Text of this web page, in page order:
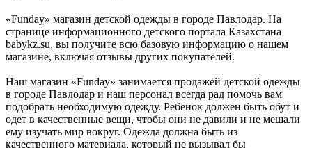
«Funday» магазин детской одежды в городе Павлодар. На
странице информационного детского портала Казахстана
babykz.su, вы получите всю базовую информацию о нашем
магазине, включая отзывы других покупателей.
Наш магазин «Funday» занимается продажей детской одежды
в городе Павлодар и наш персонал всегда рад помочь вам
подобрать необходимую одежду. Ребенок должен быть обут и
одет в качественные вещи, чтобы они не давили и не мешали
ему изучать мир вокруг. Одежда должна быть из
качественного материала, который не вызывал бы